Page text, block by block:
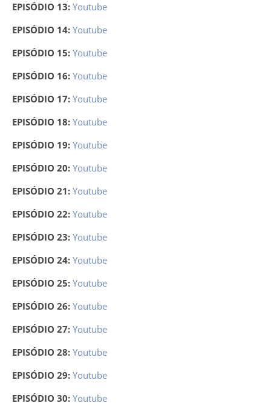
EPISÓDIO 13: Youtube
EPISÓDIO 14: Youtube
EPISÓDIO 15: Youtube
EPISÓDIO 16: Youtube
EPISÓDIO 17: Youtube
EPISÓDIO 18: Youtube
EPISÓDIO 19: Youtube
EPISÓDIO 20: Youtube
EPISÓDIO 21: Youtube
EPISÓDIO 22: Youtube
EPISÓDIO 23: Youtube
EPISÓDIO 24: Youtube
EPISÓDIO 25: Youtube
EPISÓDIO 26: Youtube
EPISÓDIO 27: Youtube
EPISÓDIO 28: Youtube
EPISÓDIO 29: Youtube
EPISÓDIO 30: Youtube